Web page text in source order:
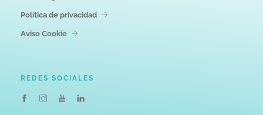
Política de privacidad
Aviso Cookie
REDES SOCIALES